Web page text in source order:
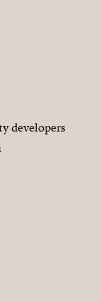
developers